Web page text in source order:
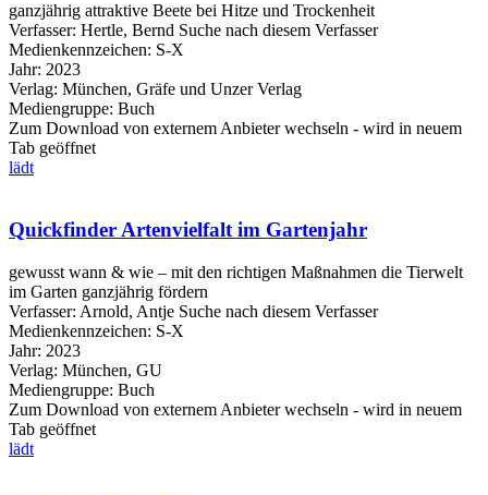
ganzjährig attraktive Beete bei Hitze und Trockenheit
Verfasser: Hertle, Bernd Suche nach diesem Verfasser
Medienkennzeichen: S-X
Jahr: 2023
Verlag: München, Gräfe und Unzer Verlag
Mediengruppe: Buch
Zum Download von externem Anbieter wechseln - wird in neuem
Tab geöffnet
lädt
Quickfinder Artenvielfalt im Gartenjahr
gewusst wann & wie – mit den richtigen Maßnahmen die Tierwelt
im Garten ganzjährig fördern
Verfasser: Arnold, Antje Suche nach diesem Verfasser
Medienkennzeichen: S-X
Jahr: 2023
Verlag: München, GU
Mediengruppe: Buch
Zum Download von externem Anbieter wechseln - wird in neuem
Tab geöffnet
lädt